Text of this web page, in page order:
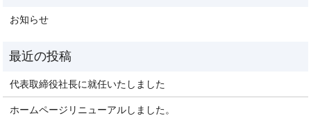
お知らせ
代表取締役社長に就任いたしました
ホームページリニューアルしました。